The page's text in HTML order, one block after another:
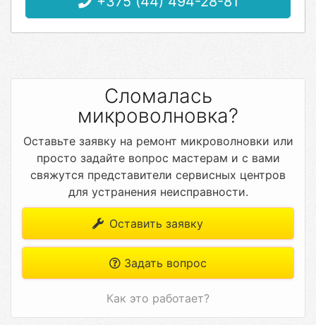
Сломалась
микроволновка?
Оставьте заявку на ремонт микроволновки или
просто задайте вопрос мастерам и с вами
свяжутся представители сервисных центров
для устранения неисправности.
Оставить заявку
Задать вопрос
Как это работает?